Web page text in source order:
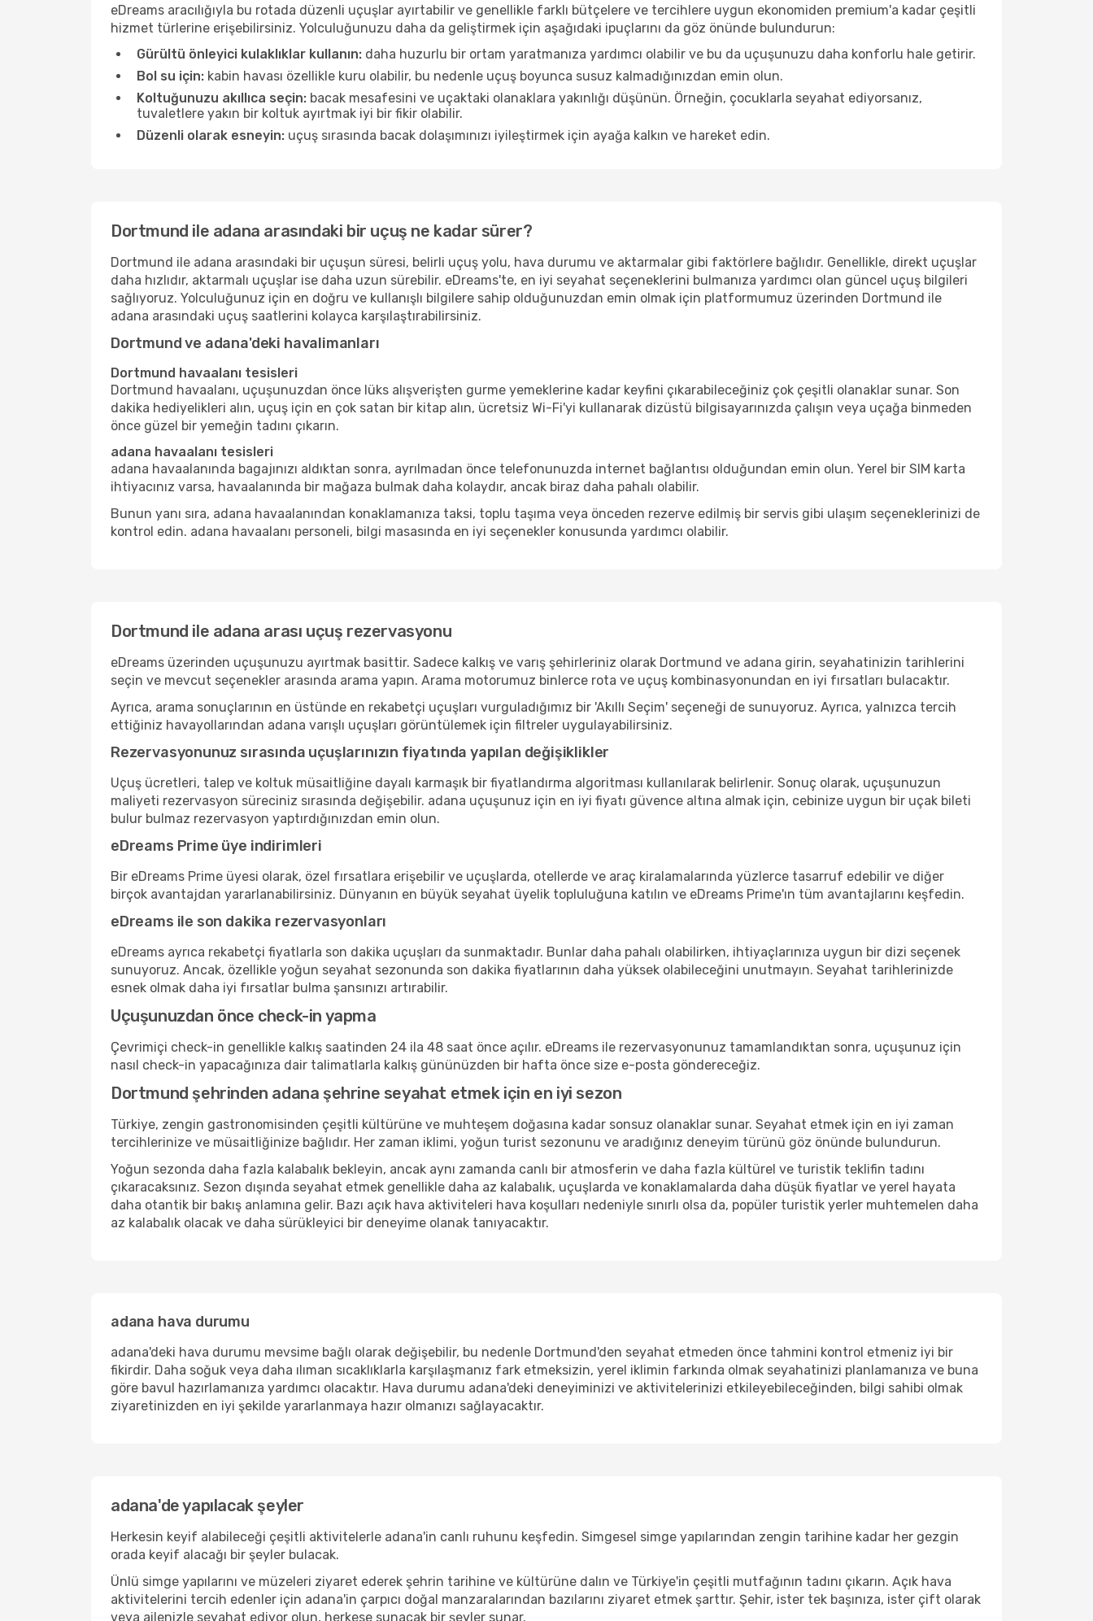
eDreams aracılığıyla bu rotada düzenli uçuşlar ayırtabilir ve genellikle farklı bütçelere ve tercihlere uygun ekonomiden premium'a kadar çeşitli
hizmet türlerine erişebilirsiniz. Yolculuğunuzu daha da geliştirmek için aşağıdaki ipuçlarını da göz önünde bulundurun:
Gürültü önleyici kulaklıklar kullanın: daha huzurlu bir ortam yaratmanıza yardımcı olabilir ve bu da uçuşunuzu daha konforlu hale getirir.
Bol su için: kabin havası özellikle kuru olabilir, bu nedenle uçuş boyunca susuz kalmadığınızdan emin olun.
Koltuğunuzu akıllıca seçin: bacak mesafesini ve uçaktaki olanaklara yakınlığı düşünün. Örneğin, çocuklarla seyahat ediyorsanız,
tuvaletlere yakın bir koltuk ayırtmak iyi bir fikir olabilir.
Düzenli olarak esneyin: uçuş sırasında bacak dolaşımınızı iyileştirmek için ayağa kalkın ve hareket edin.
Dortmund ile adana arasındaki bir uçuş ne kadar sürer?
Dortmund ile adana arasındaki bir uçuşun süresi, belirli uçuş yolu, hava durumu ve aktarmalar gibi faktörlere bağlıdır. Genellikle, direkt uçuşlar
daha hızlıdır, aktarmalı uçuşlar ise daha uzun sürebilir. eDreams'te, en iyi seyahat seçeneklerini bulmanıza yardımcı olan güncel uçuş bilgileri
sağlıyoruz. Yolculuğunuz için en doğru ve kullanışlı bilgilere sahip olduğunuzdan emin olmak için platformumuz üzerinden Dortmund ile
adana arasındaki uçuş saatlerini kolayca karşılaştırabilirsiniz.
Dortmund ve adana'deki havalimanları
Dortmund havaalanı tesisleri
Dortmund havaalanı, uçuşunuzdan önce lüks alışverişten gurme yemeklerine kadar keyfini çıkarabileceğiniz çok çeşitli olanaklar sunar. Son
dakika hediyelikleri alın, uçuş için en çok satan bir kitap alın, ücretsiz Wi-Fi'yi kullanarak dizüstü bilgisayarınızda çalışın veya uçağa binmeden
önce güzel bir yemeğin tadını çıkarın.
adana havaalanı tesisleri
adana havaalanında bagajınızı aldıktan sonra, ayrılmadan önce telefonunuzda internet bağlantısı olduğundan emin olun. Yerel bir SIM karta
ihtiyacınız varsa, havaalanında bir mağaza bulmak daha kolaydır, ancak biraz daha pahalı olabilir.
Bunun yanı sıra, adana havaalanından konaklamanıza taksi, toplu taşıma veya önceden rezerve edilmiş bir servis gibi ulaşım seçeneklerinizi de
kontrol edin. adana havaalanı personeli, bilgi masasında en iyi seçenekler konusunda yardımcı olabilir.
Dortmund ile adana arası uçuş rezervasyonu
eDreams üzerinden uçuşunuzu ayırtmak basittir. Sadece kalkış ve varış şehirleriniz olarak Dortmund ve adana girin, seyahatinizin tarihlerini
seçin ve mevcut seçenekler arasında arama yapın. Arama motorumuz binlerce rota ve uçuş kombinasyonundan en iyi fırsatları bulacaktır.
Ayrıca, arama sonuçlarının en üstünde en rekabetçi uçuşları vurguladığımız bir 'Akıllı Seçim' seçeneği de sunuyoruz. Ayrıca, yalnızca tercih
ettiğiniz havayollarından adana varışlı uçuşları görüntülemek için filtreler uygulayabilirsiniz.
Rezervasyonunuz sırasında uçuşlarınızın fiyatında yapılan değişiklikler
Uçuş ücretleri, talep ve koltuk müsaitliğine dayalı karmaşık bir fiyatlandırma algoritması kullanılarak belirlenir. Sonuç olarak, uçuşunuzun
maliyeti rezervasyon süreciniz sırasında değişebilir. adana uçuşunuz için en iyi fiyatı güvence altına almak için, cebinize uygun bir uçak bileti
bulur bulmaz rezervasyon yaptırdığınızdan emin olun.
eDreams Prime üye indirimleri
Bir eDreams Prime üyesi olarak, özel fırsatlara erişebilir ve uçuşlarda, otellerde ve araç kiralamalarında yüzlerce tasarruf edebilir ve diğer
birçok avantajdan yararlanabilirsiniz. Dünyanın en büyük seyahat üyelik topluluğuna katılın ve eDreams Prime'ın tüm avantajlarını keşfedin.
eDreams ile son dakika rezervasyonları
eDreams ayrıca rekabetçi fiyatlarla son dakika uçuşları da sunmaktadır. Bunlar daha pahalı olabilirken, ihtiyaçlarınıza uygun bir dizi seçenek
sunuyoruz. Ancak, özellikle yoğun seyahat sezonunda son dakika fiyatlarının daha yüksek olabileceğini unutmayın. Seyahat tarihlerinizde
esnek olmak daha iyi fırsatlar bulma şansınızı artırabilir.
Uçuşunuzdan önce check-in yapma
Çevrimiçi check-in genellikle kalkış saatinden 24 ila 48 saat önce açılır. eDreams ile rezervasyonunuz tamamlandıktan sonra, uçuşunuz için
nasıl check-in yapacağınıza dair talimatlarla kalkış gününüzden bir hafta önce size e-posta göndereceğiz.
Dortmund şehrinden adana şehrine seyahat etmek için en iyi sezon
Türkiye, zengin gastronomisinden çeşitli kültürüne ve muhteşem doğasına kadar sonsuz olanaklar sunar. Seyahat etmek için en iyi zaman
tercihlerinize ve müsaitliğinize bağlıdır. Her zaman iklimi, yoğun turist sezonunu ve aradığınız deneyim türünü göz önünde bulundurun.
Yoğun sezonda daha fazla kalabalık bekleyin, ancak aynı zamanda canlı bir atmosferin ve daha fazla kültürel ve turistik teklifin tadını
çıkaracaksınız. Sezon dışında seyahat etmek genellikle daha az kalabalık, uçuşlarda ve konaklamalarda daha düşük fiyatlar ve yerel hayata
daha otantik bir bakış anlamına gelir. Bazı açık hava aktiviteleri hava koşulları nedeniyle sınırlı olsa da, popüler turistik yerler muhtemelen daha
az kalabalık olacak ve daha sürükleyici bir deneyime olanak tanıyacaktır.
adana hava durumu
adana'deki hava durumu mevsime bağlı olarak değişebilir, bu nedenle Dortmund'den seyahat etmeden önce tahmini kontrol etmeniz iyi bir
fikirdir. Daha soğuk veya daha ılıman sıcaklıklarla karşılaşmanız fark etmeksizin, yerel iklimin farkında olmak seyahatinizi planlamanıza ve buna
göre bavul hazırlamanıza yardımcı olacaktır. Hava durumu adana'deki deneyiminizi ve aktivitelerinizi etkileyebileceğinden, bilgi sahibi olmak
ziyaretinizden en iyi şekilde yararlanmaya hazır olmanızı sağlayacaktır.
adana'de yapılacak şeyler
Herkesin keyif alabileceği çeşitli aktivitelerle adana'in canlı ruhunu keşfedin. Simgesel simge yapılarından zengin tarihine kadar her gezgin
orada keyif alacağı bir şeyler bulacak.
Ünlü simge yapılarını ve müzeleri ziyaret ederek şehrin tarihine ve kültürüne dalın ve Türkiye'in çeşitli mutfağının tadını çıkarın. Açık hava
aktivitelerini tercih edenler için adana'in çarpıcı doğal manzaralarından bazılarını ziyaret etmek şarttır. Şehir, ister tek başınıza, ister çift olarak
veya ailenizle seyahat ediyor olun, herkese sunacak bir şeyler sunar.